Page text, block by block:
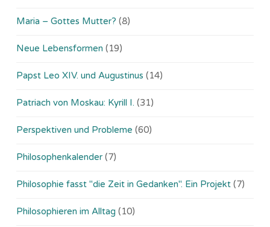
Maria – Gottes Mutter? (8)
Neue Lebensformen (19)
Papst Leo XIV. und Augustinus (14)
Patriach von Moskau: Kyrill I. (31)
Perspektiven und Probleme (60)
Philosophenkalender (7)
Philosophie fasst "die Zeit in Gedanken". Ein Projekt (7)
Philosophieren im Alltag (10)